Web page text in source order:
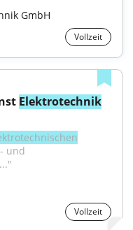
GmbH
Vollzeit
Elektrotechnik
und
Vollzeit